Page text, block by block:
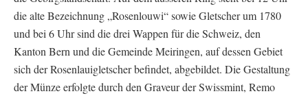
die alte Bezeichnung „Rosenlouwi“ sowie Gletscher um 1780
und bei 6 Uhr sind die drei Wappen für die Schweiz, den
Kanton Bern und die Gemeinde Meiringen, auf dessen Gebiet
sich der Rosenlauigletscher befindet, abgebildet. Die Gestaltung
der Münze erfolgte durch den Graveur der Swissmint, Remo